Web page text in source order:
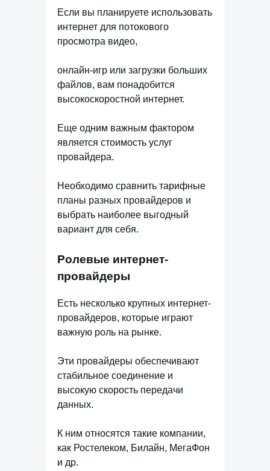
Если вы планируете использовать
интернет для потокового
просмотра видео,
онлайн-игр или загрузки больших
файлов, вам понадобится
высокоскоростной интернет.
Еще одним важным фактором
является стоимость услуг
провайдера.
Необходимо сравнить тарифные
планы разных провайдеров и
выбрать наиболее выгодный
вариант для себя.
Ролевые интернет-
провайдеры
Есть несколько крупных интернет-
провайдеров, которые играют
важную роль на рынке.
Эти провайдеры обеспечивают
стабильное соединение и
высокую скорость передачи
данных.
К ним относятся такие компании,
как Ростелеком, Билайн, МегаФон
и др.